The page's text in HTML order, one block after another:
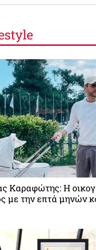
Καραφώτης: Η
με την επτά μηνών